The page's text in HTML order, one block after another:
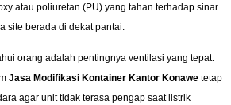
atau poliuretan (PU) yang tahan terhadap sinar
site berada di dekat pantai.
orang adalah pentingnya ventilasi yang tepat.
Jasa Modifikasi Kontainer Kantor Konawe tetap
agar unit tidak terasa pengap saat listrik